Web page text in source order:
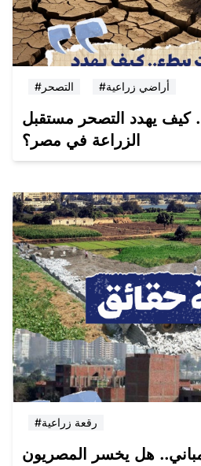
#التصحر #أراضي زراعية
كيف يهدد التصحر مستقبل
الزراعة في مصر؟
#رقعة زراعية
هل يخسر المصريون